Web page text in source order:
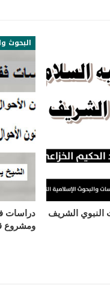
النبوي الشريف
البحوث
دراسات
ومشروع